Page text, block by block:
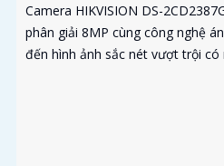
Camera HIKVISION DS-
phân giải 8MP cùng công nghệ
đến hình ảnh sắc nét vượt trội có